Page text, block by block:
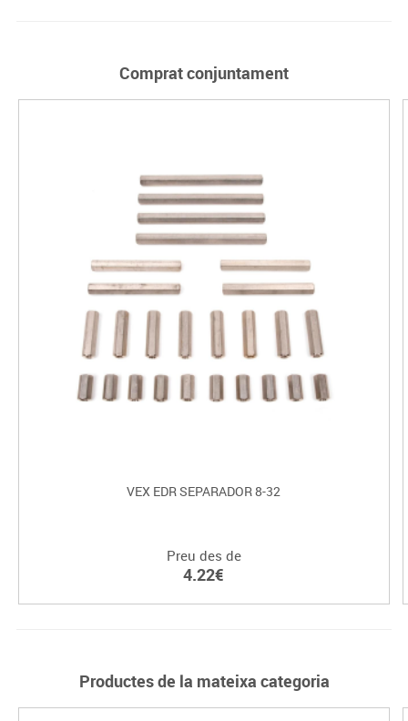
Comprat conjuntament
VEX EDR SEPARADOR 8-32
Preu des de
4.22€
Productes de la mateixa categoria